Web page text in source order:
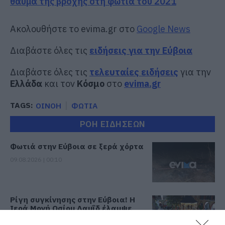
Ακολουθήστε το evima.gr στο Google News
Διαβάστε όλες τις ειδήσεις για την Εύβοια
Διαβάστε όλες τις τελευταίες ειδήσεις για την
Ελλάδα και τον Κόσμο στο evima.gr
TAGS: ΟΙΝΟΗ ΦΩΤΙΑ
ΡΟΗ ΕΙΔΗΣΕΩΝ
Φωτιά στην Εύβοια σε ξερά χόρτα
Ρίγη συγκίνησης στην Εύβοια! Η
Ιερά Μονή Οσίου Δαυΐδ έλαμψε